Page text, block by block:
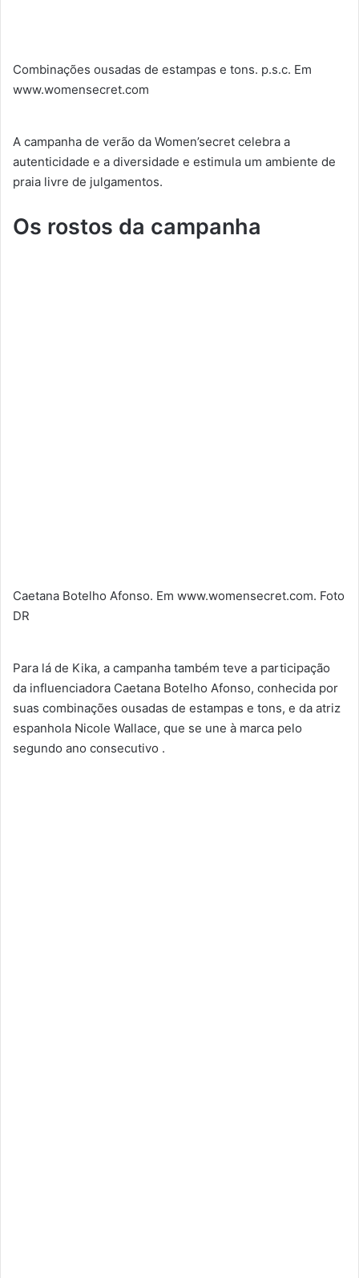
Combinações ousadas de estampas e tons. p.s.c. Em
www.womensecret.com
A campanha de verão da Women’secret celebra a
autenticidade e a diversidade e estimula um ambiente de
praia livre de julgamentos.
Os rostos da campanha
Caetana Botelho Afonso. Em www.womensecret.com. Foto
DR
Para lá de Kika, a campanha também teve a participação
da influenciadora Caetana Botelho Afonso, conhecida por
suas combinações ousadas de estampas e tons, e da atriz
espanhola Nicole Wallace, que se une à marca pelo
segundo ano consecutivo .